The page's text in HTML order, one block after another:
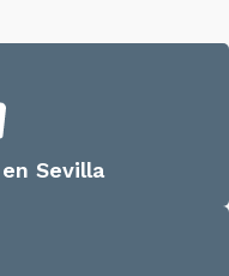
Sevilla